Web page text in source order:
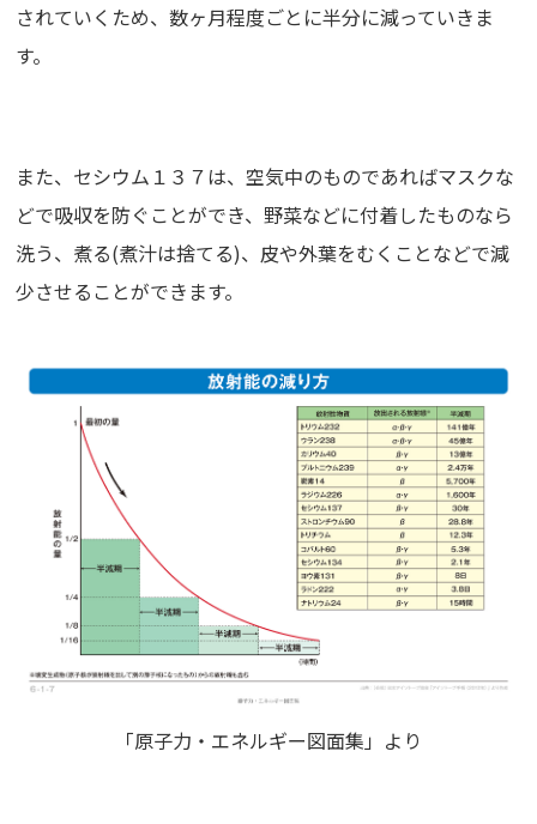
されていくため、数ヶ月程度ごとに半分に減っていきま
す。
また、セシウム１３７は、空気中のものであればマスクな
どで吸収を防ぐことができ、野菜などに付着したものなら
洗う、煮る(煮汁は捨てる)、皮や外葉をむくことなどで減
少させることができます。
「原子力・エネルギー図面集」より